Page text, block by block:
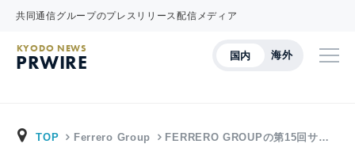
共同通信グループのプレスリリース配信メディア
国内 海外
KYODO NEWS
PRWIRE
TOP Ferrero Group FERRERO GROUPの第15回サ…